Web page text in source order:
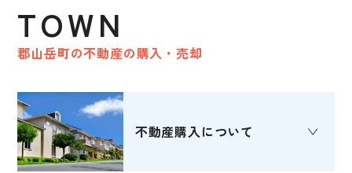
TOWN
郡山岳町の不動産の購入・売却
不動産購入について